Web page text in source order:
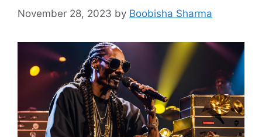
November 28, 2023 by Boobisha Sharma